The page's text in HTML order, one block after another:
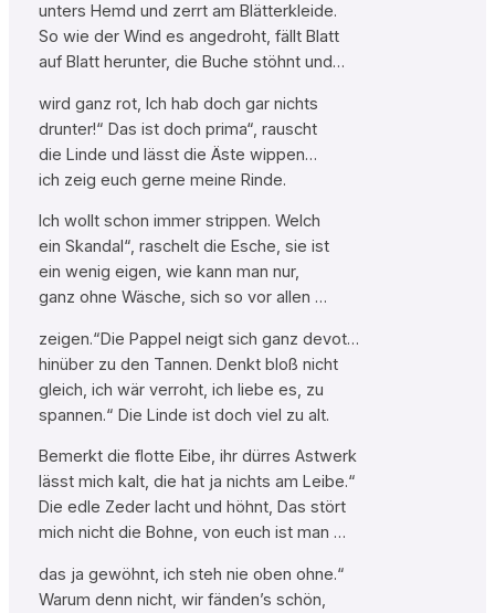
unters Hemd und zerrt am Blätterkleide.
So wie der Wind es angedroht, fällt Blatt
auf Blatt herunter, die Buche stöhnt und…
wird ganz rot, Ich hab doch gar nichts
drunter!“ Das ist doch prima“, rauscht
die Linde und lässt die Äste wippen…
ich zeig euch gerne meine Rinde.
Ich wollt schon immer strippen. Welch
ein Skandal“, raschelt die Esche, sie ist
ein wenig eigen, wie kann man nur,
ganz ohne Wäsche, sich so vor allen …
zeigen.“Die Pappel neigt sich ganz devot…
hinüber zu den Tannen. Denkt bloß nicht
gleich, ich wär verroht, ich liebe es, zu
spannen.“ Die Linde ist doch viel zu alt.
Bemerkt die flotte Eibe, ihr dürres Astwerk
lässt mich kalt, die hat ja nichts am Leibe.“
Die edle Zeder lacht und höhnt, Das stört
mich nicht die Bohne, von euch ist man …
das ja gewöhnt, ich steh nie oben ohne.“
Warum denn nicht, wir fänden’s schön,